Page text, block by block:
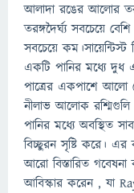
আলাদা রঙের আলোর
তরঙ্গদৈর্ঘ্য সবচেয়ে
সবচেয়ে
একটি পানির মধ্যে দুধ
পাত্রের একপাশে
নীলাভ আলোক রশ্মিগুলি
পানির মধ্যে অবস্থিত
বিচ্ছুরন সৃষ্টি করে।
আরো বিস্তারিত
আবিস্কার করেন , যা